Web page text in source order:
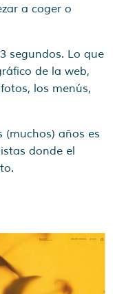
a coger o
segundos. Lo que
de la web,
los menús,
(muchos) años es
donde el